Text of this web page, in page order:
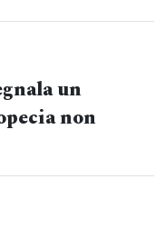
un
non